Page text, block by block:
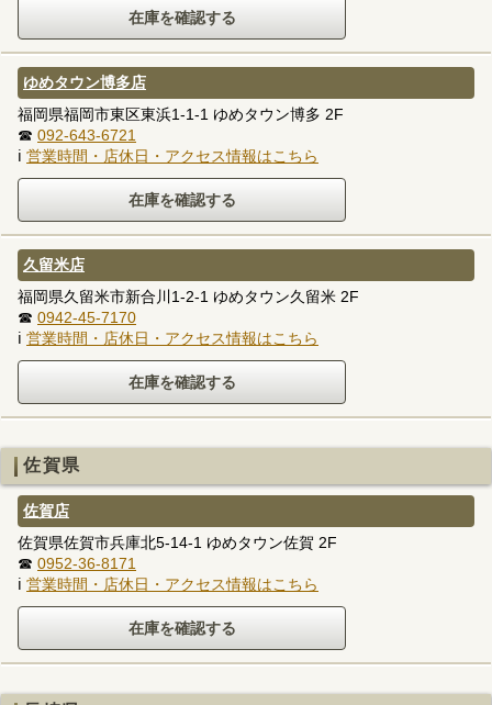
ゆめタウン博多店
福岡県福岡市東区東浜1-1-1 ゆめタウン博多 2F
☎ 092-643-6721
ℹ 営業時間・店休日・アクセス情報はこちら
久留米店
福岡県久留米市新合川1-2-1 ゆめタウン久留米 2F
☎ 0942-45-7170
ℹ 営業時間・店休日・アクセス情報はこちら
佐賀県
佐賀店
佐賀県佐賀市兵庫北5-14-1 ゆめタウン佐賀 2F
☎ 0952-36-8171
ℹ 営業時間・店休日・アクセス情報はこちら